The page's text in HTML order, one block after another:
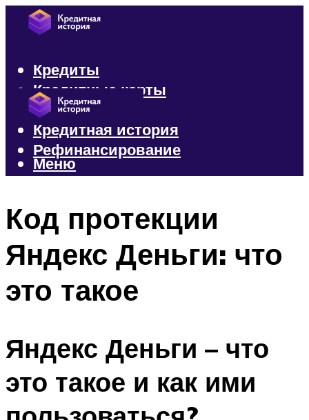
Кредиты
Кредитные карты
Микрозаймы
Кредитная история
Рефинансирование
Меню
Код протекции
Яндекс Деньги: что
это такое
Яндекс Деньги – что
это такое и как ими